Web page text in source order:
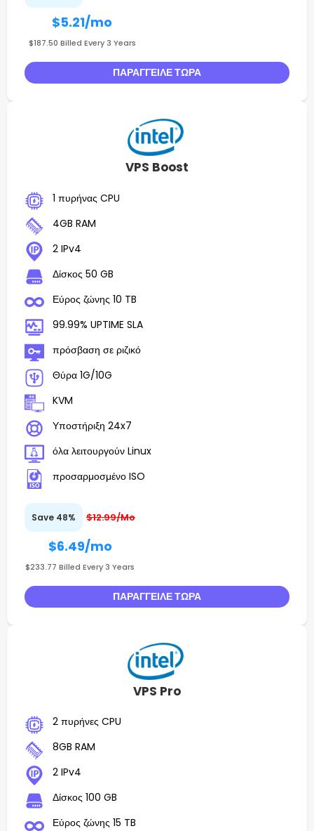
$5.21/mo
$187.50 Billed Every 3 Years
ΠΑΡΆΓΓΕΙΛΕ ΤΏΡΑ
VPS Boost
1 πυρήνας CPU
4GB RAM
2 IPv4
Δίσκος 50 GB
Εύρος ζώνης 10 TB
99.99% UPTIME SLA
πρόσβαση σε ριζικό
Θύρα 1G/10G
KVM
Υποστήριξη 24x7
όλα λειτουργούν Linux
προσαρμοσμένο ISO
Save 48% $12.99/Mo
$6.49/mo
$233.77 Billed Every 3 Years
ΠΑΡΆΓΓΕΙΛΕ ΤΏΡΑ
VPS Pro
2 πυρήνες CPU
8GB RAM
2 IPv4
Δίσκος 100 GB
Εύρος ζώνης 15 TB